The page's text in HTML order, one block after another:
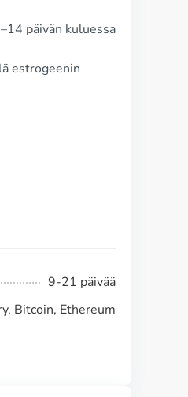
päivän kuluessa
estrogeenin
9-21 päivää
Bitcoin, Ethereum